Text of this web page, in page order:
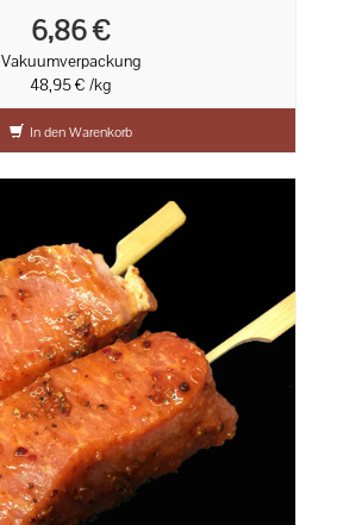
6,86 €
Vakuumverpackung
48,95 € /kg
In den Warenkorb